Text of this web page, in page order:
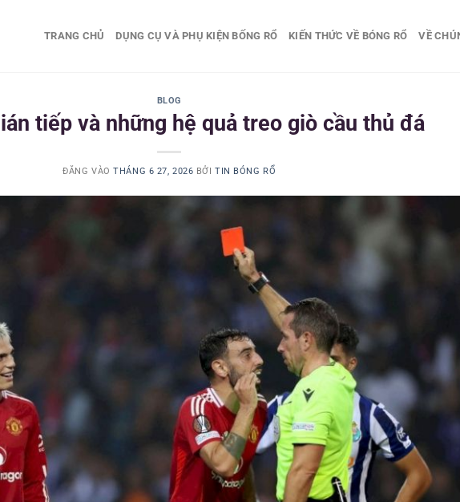
TRANG CHỦ DỤNG CỤ VÀ PHỤ KIỆN BỐNG RỔ KIẾN THỨC VỀ BÓNG RỔ VỀ
BLOG
tiếp và những hệ quả treo giò cầu thủ đá
ĐĂNG VÀOTHÁNG 6 27, 2026 BỞITIN BÓNG RỔ